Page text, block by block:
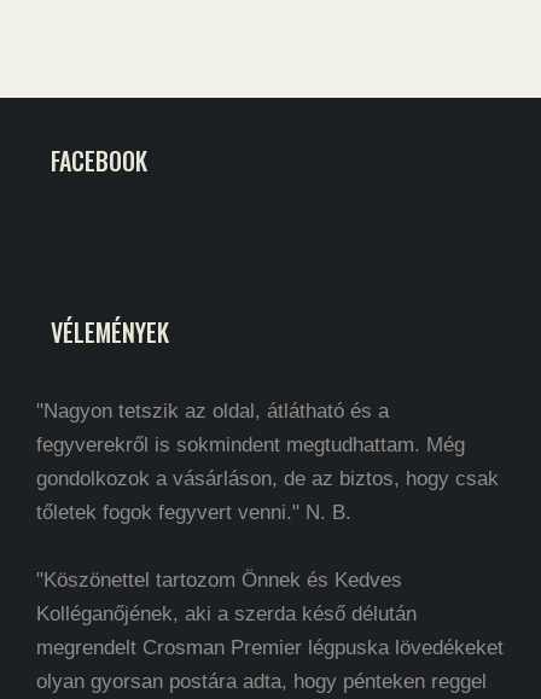
FACEBOOK
VÉLEMÉNYEK
"Nagyon tetszik az oldal, átlátható és a
fegyverekről is sokmindent megtudhattam. Még
gondolkozok a vásárláson, de az biztos, hogy csak
tőletek fogok fegyvert venni." N. B.
"Köszönettel tartozom Önnek és Kedves
Kolléganőjének, aki a szerda késő délután
megrendelt Crosman Premier légpuska lövedékeket
olyan gyorsan postára adta, hogy pénteken reggel